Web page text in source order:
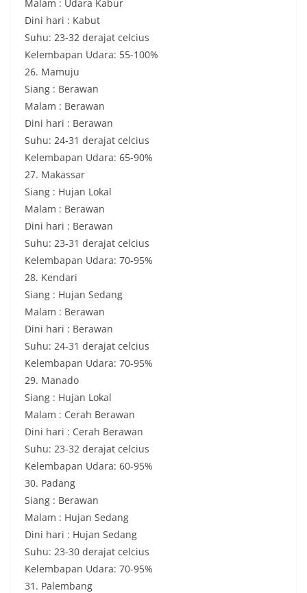
Malam : Udara Kabur
Dini hari : Kabut
Suhu: 23-32 derajat celcius
Kelembapan Udara: 55-100%
26. Mamuju
Siang : Berawan
Malam : Berawan
Dini hari : Berawan
Suhu: 24-31 derajat celcius
Kelembapan Udara: 65-90%
27. Makassar
Siang : Hujan Lokal
Malam : Berawan
Dini hari : Berawan
Suhu: 23-31 derajat celcius
Kelembapan Udara: 70-95%
28. Kendari
Siang : Hujan Sedang
Malam : Berawan
Dini hari : Berawan
Suhu: 24-31 derajat celcius
Kelembapan Udara: 70-95%
29. Manado
Siang : Hujan Lokal
Malam : Cerah Berawan
Dini hari : Cerah Berawan
Suhu: 23-32 derajat celcius
Kelembapan Udara: 60-95%
30. Padang
Siang : Berawan
Malam : Hujan Sedang
Dini hari : Hujan Sedang
Suhu: 23-30 derajat celcius
Kelembapan Udara: 70-95%
31. Palembang